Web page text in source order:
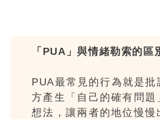
「PUA」與情緒勒索的區
PUA最常見的行為就是批
方產生「自己的確有問題
想法，讓兩者的地位慢慢